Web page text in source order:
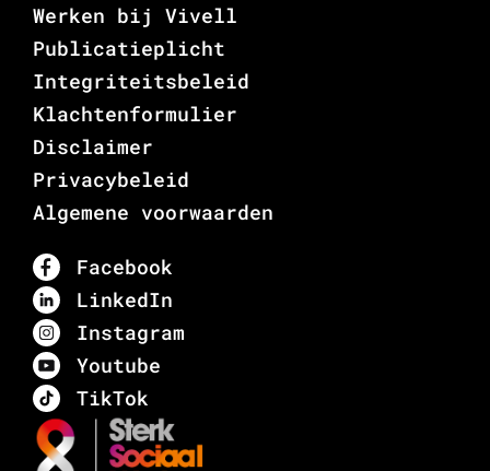
Werken bij Vivell
Publicatieplicht
Integriteitsbeleid
Klachtenformulier
Disclaimer
Privacybeleid
Algemene voorwaarden
Facebook
LinkedIn
Instagram
Youtube
TikTok